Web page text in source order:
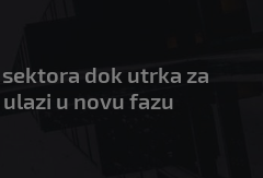
dok utrka za
u novu fazu